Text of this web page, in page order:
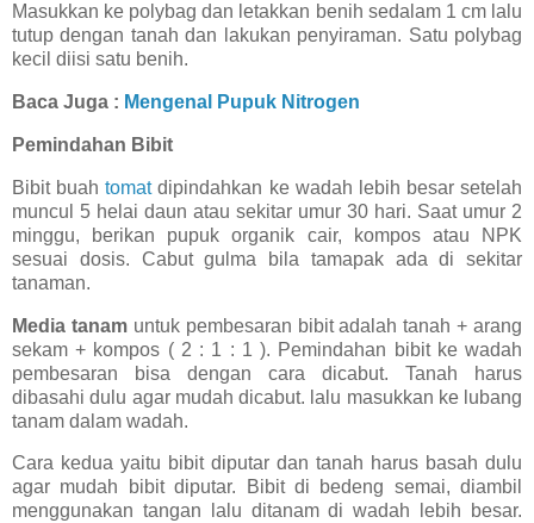
Masukkan ke polybag dan letakkan benih sedalam 1 cm lalu
tutup dengan tanah dan lakukan penyiraman. Satu polybag
kecil diisi satu benih.
Baca Juga : Mengenal Pupuk Nitrogen
Pemindahan Bibit
Bibit buahtomatdipindahkan ke wadah lebih besar setelah
muncul 5 helai daun atau sekitar umur 30 hari. Saat umur 2
minggu, berikan pupuk organik cair, kompos atau NPK
sesuai dosis. Cabut gulma bila tamapak ada di sekitar
tanaman.
Media tanamuntuk pembesaran bibit adalah tanah + arang
sekam + kompos ( 2 : 1 : 1 ). Pemindahan bibit ke wadah
pembesaran bisa dengan cara dicabut. Tanah harus
dibasahi dulu agar mudah dicabut. lalu masukkan ke lubang
tanam dalam wadah.
Cara kedua yaitu bibit diputar dan tanah harus basah dulu
agar mudah bibit diputar. Bibit di bedeng semai, diambil
menggunakan tangan lalu ditanam di wadah lebih besar.